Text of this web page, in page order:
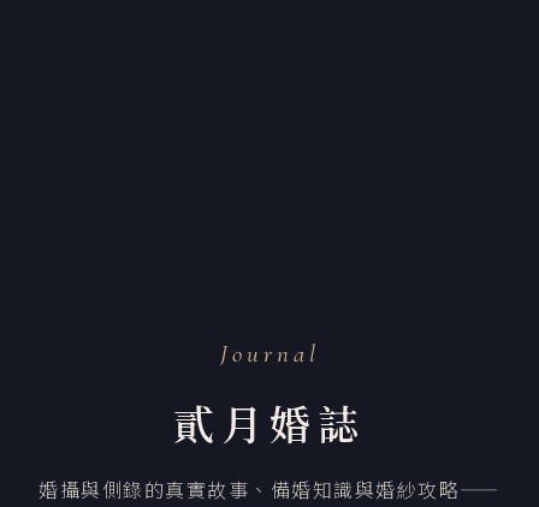
Journal
貳月婚誌
婚攝與側錄的真實故事、備婚知識與婚紗攻略——